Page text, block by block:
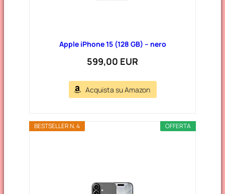
Apple iPhone 15 (128 GB) – nero
599,00 EUR
Acquista su Amazon
OFFERTA
BESTSELLER N. 4